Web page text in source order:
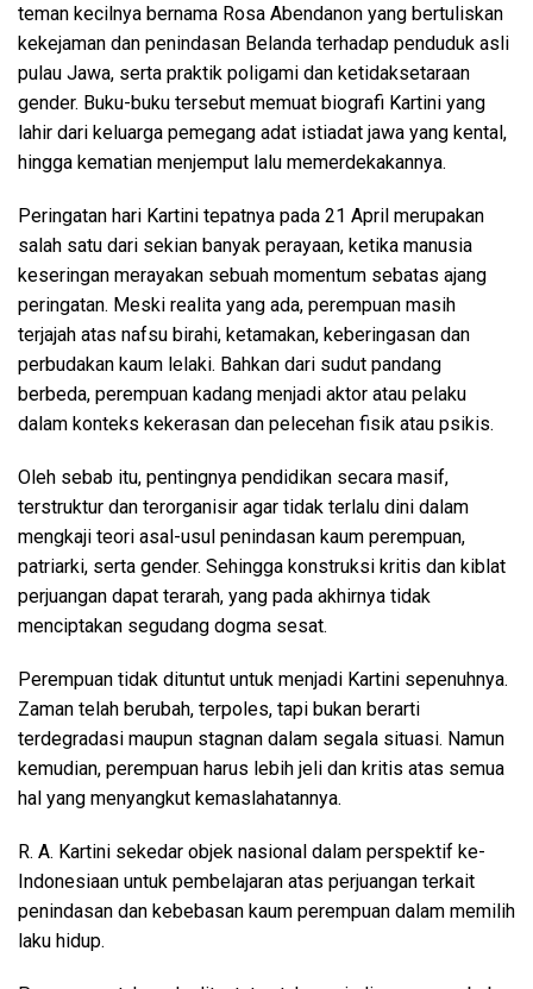
teman kecilnya bernama Rosa Abendanon yang bertuliskan
kekejaman dan penindasan Belanda terhadap penduduk asli
pulau Jawa, serta praktik poligami dan ketidaksetaraan
gender. Buku-buku tersebut memuat biografi Kartini yang
lahir dari keluarga pemegang adat istiadat jawa yang kental,
hingga kematian menjemput lalu memerdekakannya.
Peringatan hari Kartini tepatnya pada 21 April merupakan
salah satu dari sekian banyak perayaan, ketika manusia
keseringan merayakan sebuah momentum sebatas ajang
peringatan. Meski realita yang ada, perempuan masih
terjajah atas nafsu birahi, ketamakan, keberingasan dan
perbudakan kaum lelaki. Bahkan dari sudut pandang
berbeda, perempuan kadang menjadi aktor atau pelaku
dalam konteks kekerasan dan pelecehan fisik atau psikis.
Oleh sebab itu, pentingnya pendidikan secara masif,
terstruktur dan terorganisir agar tidak terlalu dini dalam
mengkaji teori asal-usul penindasan kaum perempuan,
patriarki, serta gender. Sehingga konstruksi kritis dan kiblat
perjuangan dapat terarah, yang pada akhirnya tidak
menciptakan segudang dogma sesat.
Perempuan tidak dituntut untuk menjadi Kartini sepenuhnya.
Zaman telah berubah, terpoles, tapi bukan berarti
terdegradasi maupun stagnan dalam segala situasi. Namun
kemudian, perempuan harus lebih jeli dan kritis atas semua
hal yang menyangkut kemaslahatannya.
R. A. Kartini sekedar objek nasional dalam perspektif ke-
Indonesiaan untuk pembelajaran atas perjuangan terkait
penindasan dan kebebasan kaum perempuan dalam memilih
laku hidup.